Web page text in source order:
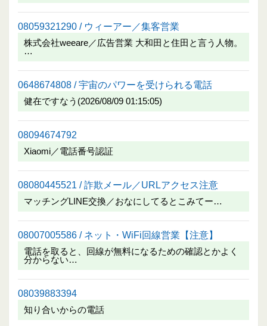
08059321290 / ウィーアー／集客営業
株式会社weeare／広告営業 大和田と住田と言う人物。
…
0648674808 / 宇宙のパワーを受けられる電話
健在ですなう(2026/08/09 01:15:05)
08094674792
Xiaomi／電話番号認証
08080445521 / 詐欺メール／URLアクセス注意
マッチングLINE交換／おなにしてるとこみてー…
08007005586 / ネット・WiFi回線営業【注意】
電話を取ると、回線が無料になるための確認とかよく
分からない…
08039883394
知り合いからの電話